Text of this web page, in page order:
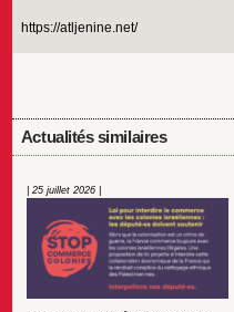
https://atljenine.net/
Actualités similaires
| 25 juillet 2026 |